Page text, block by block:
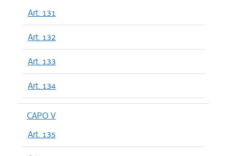
Art. 131
Art. 132
Art. 133
Art. 134
CAPO V
Art. 135